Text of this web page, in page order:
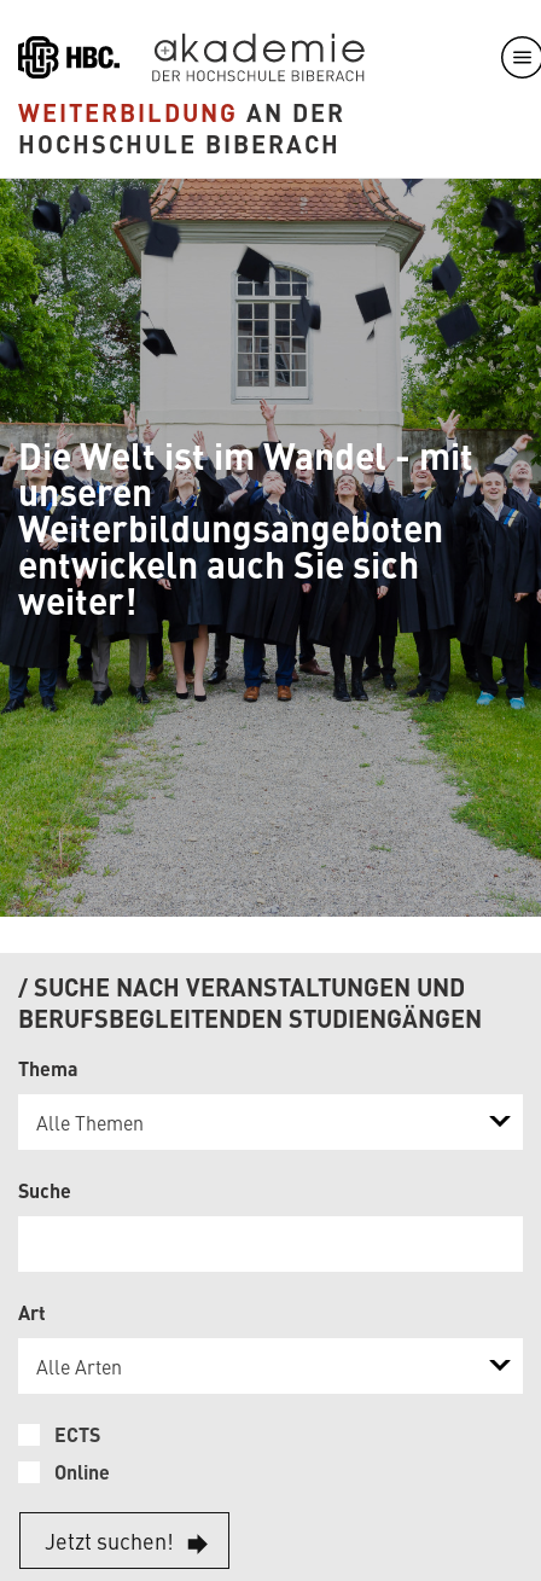
zum
Inhalt
WEITERBILDUNG AN DER
HOCHSCHULE BIBERACH
Die Welt ist im Wandel - mit
unseren
Weiterbildungsangeboten
entwickeln auch Sie sich
weiter!
SUCHE NACH VERANSTALTUNGEN UND
BERUFSBEGLEITENDEN STUDIENGÄNGEN
Thema
Alle Themen
Suche
Art
Alle Arten
ECTS
Online
Jetzt suchen!